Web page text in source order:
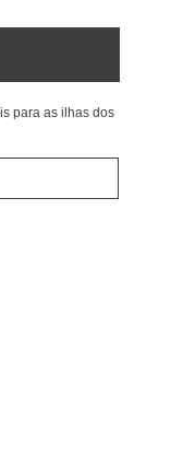
para as ilhas dos